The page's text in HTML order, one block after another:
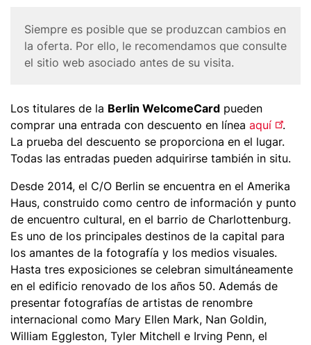
Corona
Disclaimer
Siempre es posible que se produzcan cambios en
la oferta. Por ello, le recomendamos que consulte
el sitio web asociado antes de su visita.
Body
Los titulares de la Berlin WelcomeCard pueden
comprar una entrada con descuento en línea aquí
.
La prueba del descuento se proporciona en el lugar.
Todas las entradas pueden adquirirse también in situ.
Desde 2014, el C/O Berlin se encuentra en el Amerika
Haus, construido como centro de información y punto
de encuentro cultural, en el barrio de Charlottenburg.
Es uno de los principales destinos de la capital para
los amantes de la fotografía y los medios visuales.
Hasta tres exposiciones se celebran simultáneamente
en el edificio renovado de los años 50. Además de
presentar fotografías de artistas de renombre
internacional como Mary Ellen Mark, Nan Goldin,
William Eggleston, Tyler Mitchell e Irving Penn, el